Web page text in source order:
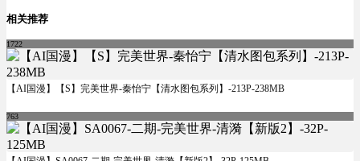
相关推荐
1722
【AI国漫】【S】完美世界-秦怡宁【清水图包系列】-213P-238MB
763